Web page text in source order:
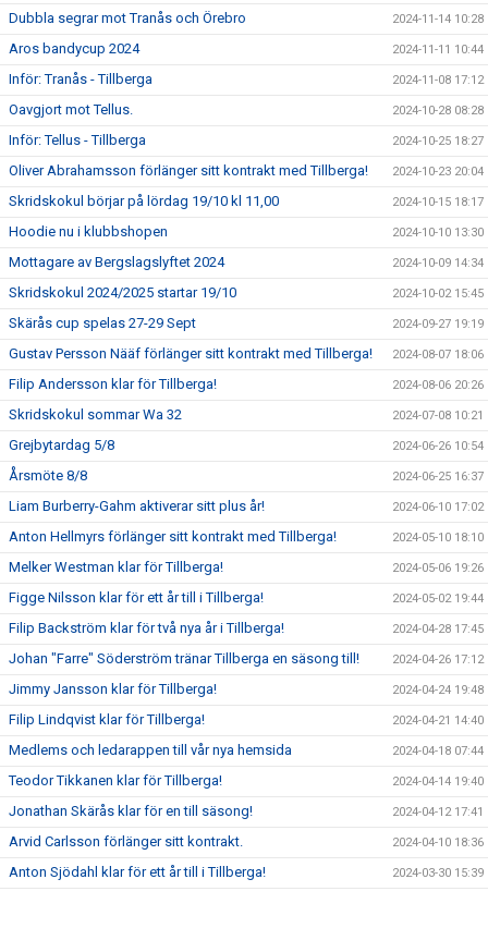
Dubbla segrar mot Tranås och Örebro 2024-11-14 10:28
Aros bandycup 2024 2024-11-11 10:44
Inför: Tranås - Tillberga 2024-11-08 17:12
Oavgjort mot Tellus. 2024-10-28 08:28
Inför: Tellus - Tillberga 2024-10-25 18:27
Oliver Abrahamsson förlänger sitt kontrakt med Tillberga! 2024-10-23 20:04
Skridskokul börjar på lördag 19/10 kl 11,00 2024-10-15 18:17
Hoodie nu i klubbshopen 2024-10-10 13:30
Mottagare av Bergslagslyftet 2024 2024-10-09 14:34
Skridskokul 2024/2025 startar 19/10 2024-10-02 15:45
Skärås cup spelas 27-29 Sept 2024-09-27 19:19
Gustav Persson Nääf förlänger sitt kontrakt med Tillberga! 2024-08-07 18:06
Filip Andersson klar för Tillberga! 2024-08-06 20:26
Skridskokul sommar Wa 32 2024-07-08 10:21
Grejbytardag 5/8 2024-06-26 10:54
Årsmöte 8/8 2024-06-25 16:37
Liam Burberry-Gahm aktiverar sitt plus år! 2024-06-10 17:02
Anton Hellmyrs förlänger sitt kontrakt med Tillberga! 2024-05-10 18:10
Melker Westman klar för Tillberga! 2024-05-06 19:26
Figge Nilsson klar för ett år till i Tillberga! 2024-05-02 19:44
Filip Backström klar för två nya år i Tillberga! 2024-04-28 17:45
Johan "Farre" Söderström tränar Tillberga en säsong till! 2024-04-26 17:12
Jimmy Jansson klar för Tillberga! 2024-04-24 19:48
Filip Lindqvist klar för Tillberga! 2024-04-21 14:40
Medlems och ledarappen till vår nya hemsida 2024-04-18 07:44
Teodor Tikkanen klar för Tillberga! 2024-04-14 19:40
Jonathan Skärås klar för en till säsong! 2024-04-12 17:41
Arvid Carlsson förlänger sitt kontrakt. 2024-04-10 18:36
Anton Sjödahl klar för ett år till i Tillberga! 2024-03-30 15:39